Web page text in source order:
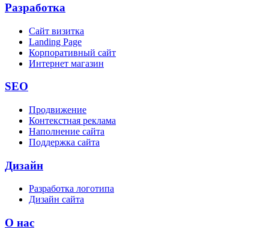
Разработка
Сайт визитка
Landing Page
Корпоративный сайт
Интернет магазин
SEO
Продвижение
Контекстная реклама
Наполнение сайта
Поддержка сайта
Дизайн
Разработка логотипа
Дизайн сайта
О нас